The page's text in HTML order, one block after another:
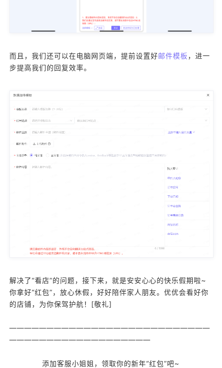
而且，我们还可以在电脑网页端，提前设置好邮件模板 ，进一
步提高我们的回复效率。
解决了“看店”的问题，接下来，就是安安心心的快乐假期啦~
你拿好“红包”，放心休假，好好陪伴家人朋友。优优会看好你
的店铺，为你保驾护航！[敬礼]
———————————————————————————
———————————————————
添加客服小姐姐，领取你的新年“红包”吧~